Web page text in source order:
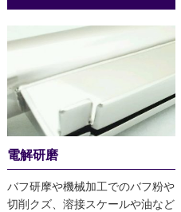
電解研磨
バフ研摩や機械加工でのバフ粉や
切削クズ、溶接スケールや油など